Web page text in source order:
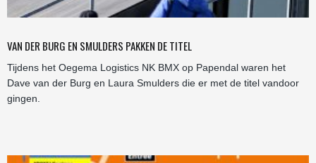
VAN DER BURG EN SMULDERS PAKKEN DE TITEL
Tijdens het Oegema Logistics NK BMX op Papendal waren het
Dave van der Burg en Laura Smulders die er met de titel vandoor
gingen.